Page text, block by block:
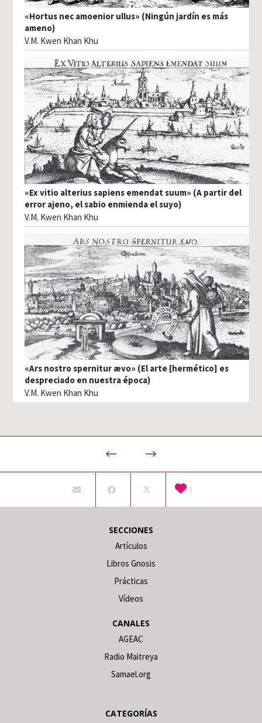
«Hortus nec amoenior ullus» (Ningún jardín es más
ameno)
V.M. Kwen Khan Khu
«Ex vitio alterius sapiens emendat suum» (A partir del
error ajeno, el sabio enmienda el suyo)
V.M. Kwen Khan Khu
«Ars nostro spernitur ævo» (El arte [hermético] es
despreciado en nuestra época)
V.M. Kwen Khan Khu
1
SECCIONES
Artículos
Libros Gnosis
Prácticas
Vídeos
CANALES
AGEAC
Radio Maitreya
Samael.org
CATEGORÍAS